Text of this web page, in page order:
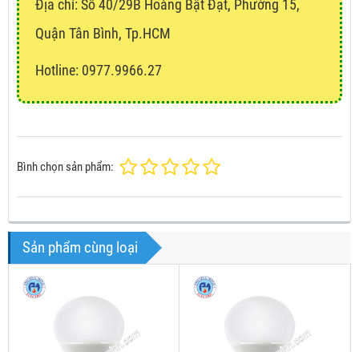
Địa chỉ: Số 40/29B Hoàng Bật Đạt, Phường 15,
Quận Tân Bình, Tp.HCM
Hotline: 0977.9966.27
Bình chọn sản phẩm:
Sản phẩm cùng loại